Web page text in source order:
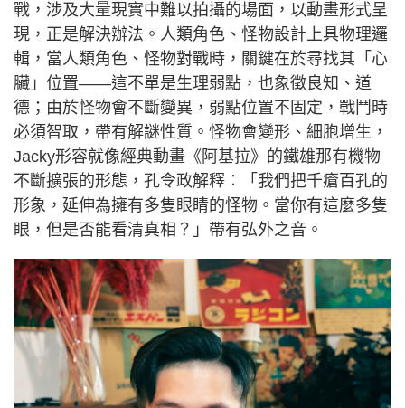
戰，涉及大量現實中難以拍攝的場面，以動畫形式呈
現，正是解決辦法。人類角色、怪物設計上具物理邏
輯，當人類角色、怪物對戰時，關鍵在於尋找其「心
臟」位置——這不單是生理弱點，也象徵良知、道
德；由於怪物會不斷變異，弱點位置不固定，戰鬥時
必須智取，帶有解謎性質。怪物會變形、細胞增生，
Jacky形容就像經典動畫《阿基拉》的鐵雄那有機物
不斷擴張的形態，孔令政解釋︰「我們把千瘡百孔的
形象，延伸為擁有多隻眼睛的怪物。當你有這麼多隻
眼，但是否能看清真相？」帶有弘外之音。